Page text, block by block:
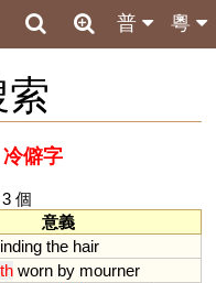
粵
普
冷僻字
個
意義
the hair
worn by mourner